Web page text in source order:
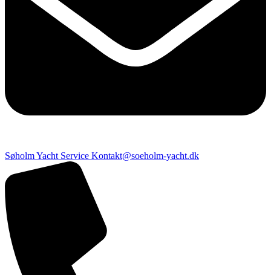
Søholm Yacht Service Kontakt@soeholm-yacht.dk